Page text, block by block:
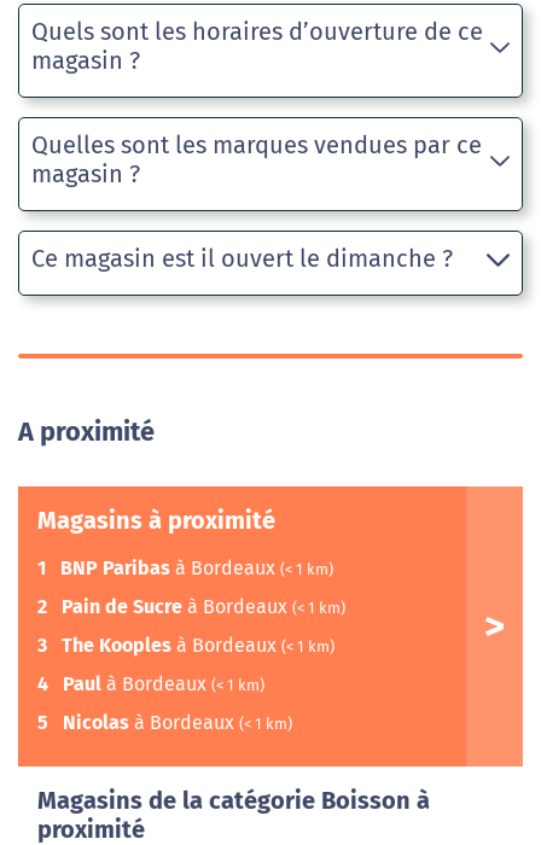
Quels sont les horaires d’ouverture de ce
magasin ?
Quelles sont les marques vendues par ce
magasin ?
Ce magasin est il ouvert le dimanche ?
A proximité
Magasins à proximité
1 BNP Paribas à Bordeaux (< 1 km)
2 Pain de Sucre à Bordeaux (< 1 km)
3 The Kooples à Bordeaux (< 1 km)
4 Paul à Bordeaux (< 1 km)
5 Nicolas à Bordeaux (< 1 km)
Magasins de la catégorie Boisson à
proximité